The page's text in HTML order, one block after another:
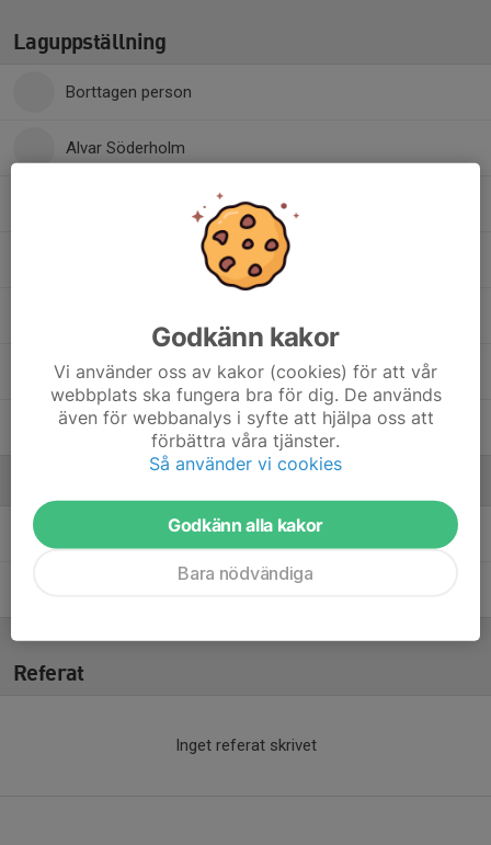
Laguppställning
Borttagen person
Alvar Söderholm
18. Maximilian Bilands
3. Viktor Gustafsson
Klas JohanssonTränare (Målvaktsansvarig)
Referat
Inget referat skrivet
Godkänn kakor
Vi använder oss av kakor (cookies) för att vår
webbplats ska fungera bra för dig. De används
även för webbanalys i syfte att hjälpa oss att
förbättra våra tjänster.
Så använder vi cookies
Godkänn alla kakor
Bara nödvändiga